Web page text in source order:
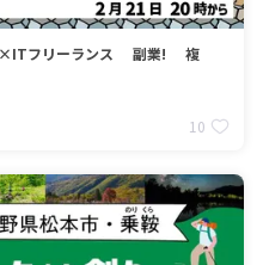
×ITフリーランス 副業! 複
10